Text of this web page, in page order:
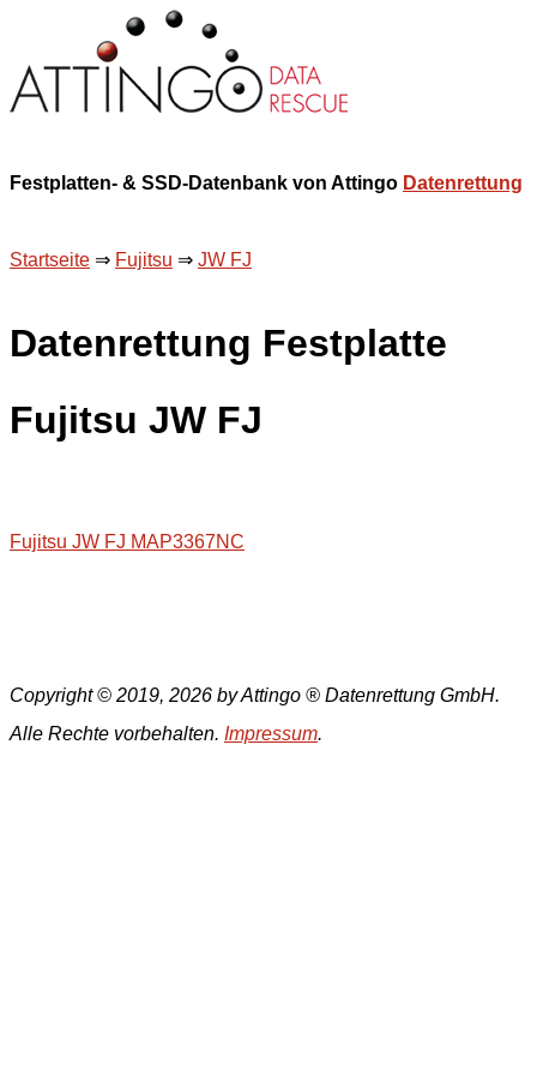
Festplatten- & SSD-Datenbank von Attingo Datenrettung
Startseite ⇒ Fujitsu ⇒ JW FJ
Datenrettung Festplatte
Fujitsu JW FJ
Fujitsu JW FJ MAP3367NC
Copyright © 2019, 2026 by Attingo ® Datenrettung GmbH.
Alle Rechte vorbehalten. Impressum.